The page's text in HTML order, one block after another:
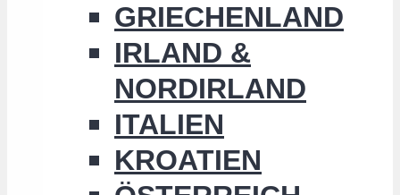
GRIECHENLAND
IRLAND &
NORDIRLAND
ITALIEN
KROATIEN